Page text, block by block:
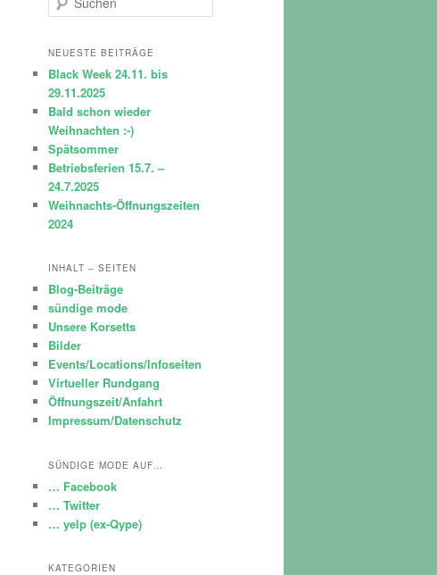
u
h
n
NEUESTE BEITRÄGE
Black Week 24.11. bis
29.11.2025
Bald schon wieder
Weihnachten :-)
Spätsommer
Betriebsferien 15.7. –
24.7.2025
Weihnachts-Öffnungszeiten
2024
INHALT – SEITEN
Blog-Beiträge
sündige mode
Unsere Korsetts
Bilder
Events/Locations/Infoseiten
Virtueller Rundgang
Öffnungszeit/Anfahrt
Impressum/Datenschutz
SÜNDIGE MODE AUF…
… Facebook
… Twitter
… yelp (ex-Qype)
KATEGORIEN